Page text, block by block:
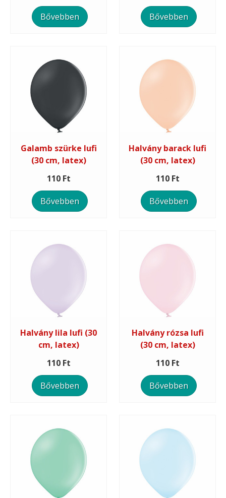
Bővebben Bővebben
Galamb szürke lufi
(30 cm, latex)
110 Ft
Bővebben
Halvány barack lufi
(30 cm, latex)
110 Ft
Bővebben
Halvány lila lufi (30
cm, latex)
110 Ft
Bővebben
Halvány rózsa lufi
(30 cm, latex)
110 Ft
Bővebben